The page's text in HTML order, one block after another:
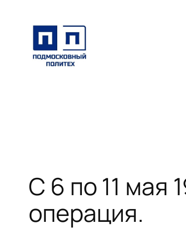
содержимому
С 6 по 11 мая
операция.